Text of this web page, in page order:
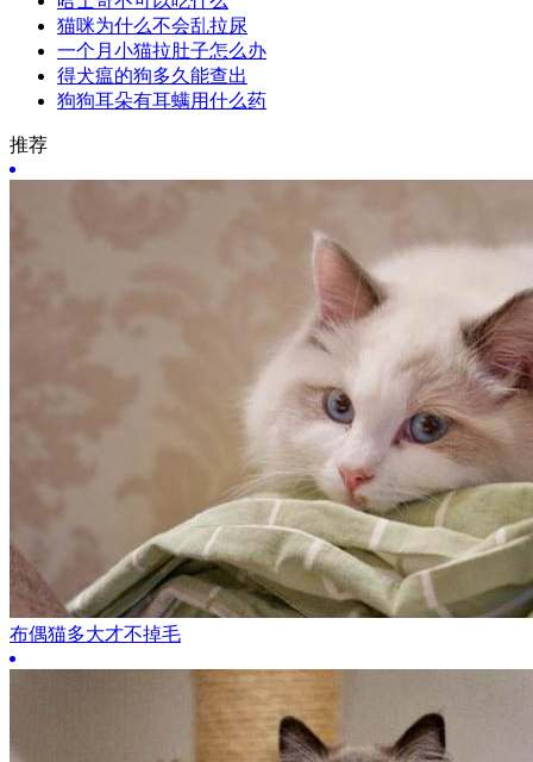
猫咪为什么不会乱拉尿
一个月小猫拉肚子怎么办
得犬瘟的狗多久能查出
狗狗耳朵有耳螨用什么药
推荐
布偶猫多大才不掉毛